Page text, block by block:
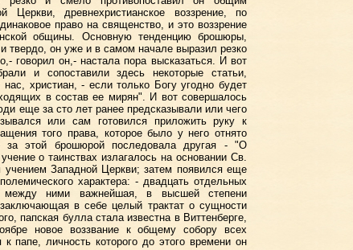
Церкви, древнехристианское воззрение, по
право на священство, и это воззрение
общины. Основную тенденцию брошюры,
твердо, он уже и в самом начале выразил резко
говорил он,- настала пора высказаться. И вот
и сопоставили здесь некоторые статьи,
христиан, - если только Богу угодно будет
в состав ее мирян". И вот совершалось
еще за сто лет ранее предсказывали или чего
или сам готовился приложить руку к
того права, которое было у него отнято
за этой брошюрой последовала другая - "О
о таинствах излагалось на основании Св.
учением Западной Церкви; затем появился еще
характера: - двадцать отдельных
ними важнейшая, в высшей степени
в себе целый трактат о сущности
папская булла стала известна в Виттенберге,
новое воззвание к общему собору всех
личность которого до этого времени он